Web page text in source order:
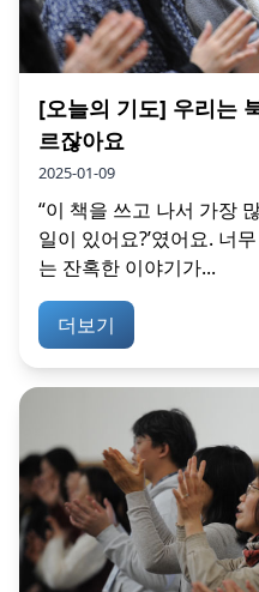
[오늘의 기도] 우리는
르잖아요
2025-01-09
“이 책을 쓰고 나서 가장
일이 있어요?’였어요. 너
는 잔혹한 이야기가...
더보기